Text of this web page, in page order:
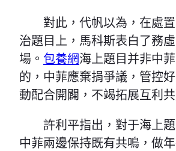
對此，代帆以為，在處置
治題目上，馬科斯表白了務
場。 包養網海上題目并非中
的，中菲應棄捐爭議，管控
動配合開闢，不竭拓展互利共
許利平指出，對于海上題
中菲兩邊保持既有共鳴，做